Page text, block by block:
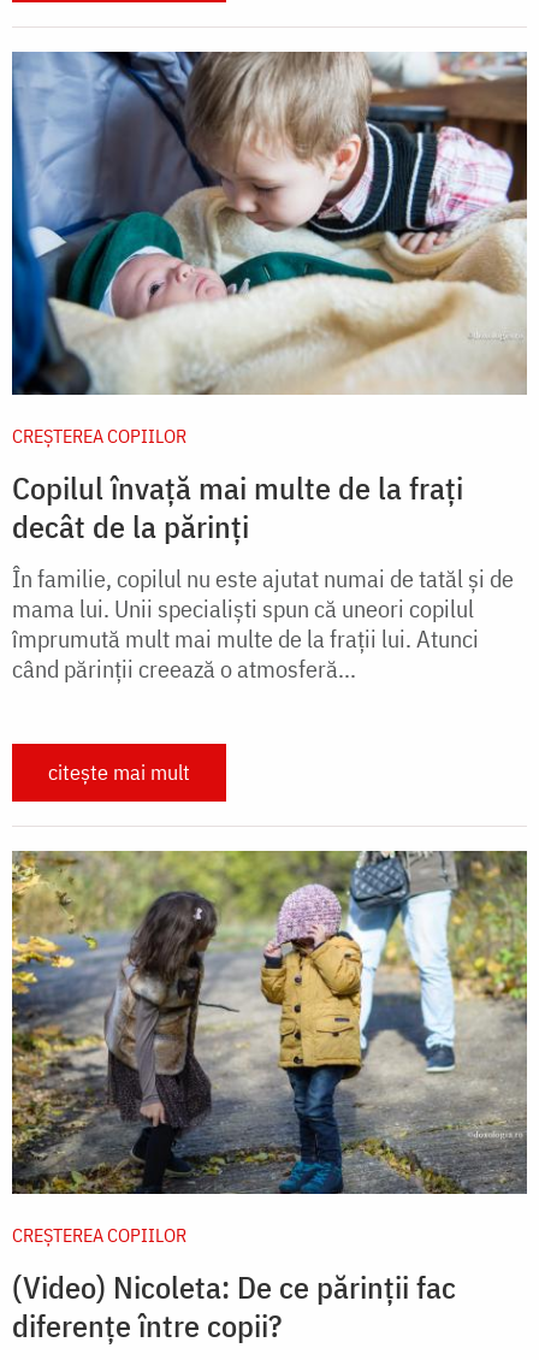
CREŞTEREA COPIILOR
Copilul învață mai multe de la frați
decât de la părinți
În familie, copilul nu este ajutat numai de tatăl și de
mama lui. Unii specialiști spun că uneori copilul
împrumută mult mai multe de la frații lui. Atunci
când părinții creează o atmosferă...
citește mai mult
CREŞTEREA COPIILOR
(Video) Nicoleta: De ce părinții fac
diferențe între copii?